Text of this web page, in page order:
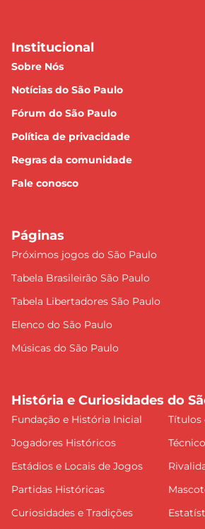
Institucional
Sobre Nós
Notícias do São Paulo
Fórum do São Paulo
Política de privacidade
Regras da comunidade
Fale conosco
Páginas
Próximos jogos do São Paulo
Tabela Brasileirão São Paulo
Tabela Libertadores São Paulo
Elenco do São Paulo
Músicas do São Paulo
História e Curiosidades do
Fundação e História Inicial
Títulos
Jogadores Históricos
Estádios e Locais de Jogos
Partidas Históricas
Curiosidades e Tradições